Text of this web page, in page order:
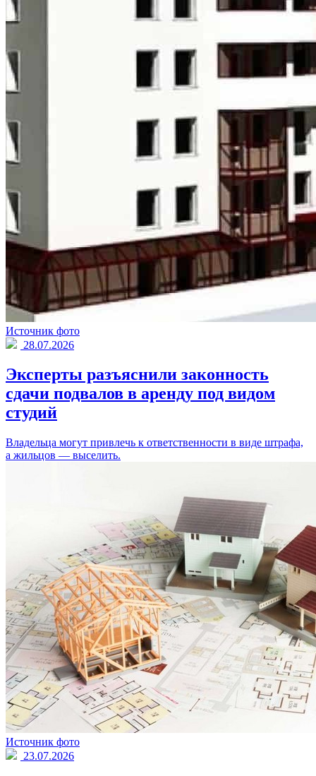
Источник фото
28.07.2026
Эксперты разъяснили законность
сдачи подвалов в аренду под видом
студий
Владельца могут привлечь к ответственности в виде штрафа,
а жильцов — выселить.
Источник фото
23.07.2026